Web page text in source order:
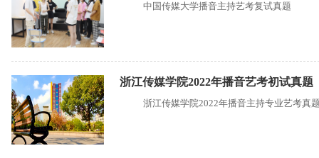
中国传媒大学播音主持艺考复试真题
浙江传媒学院2022年播音艺考初试真题
浙江传媒学院2022年播音主持专业艺考真